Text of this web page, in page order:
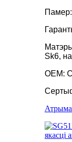
Памер:
Sk6,
OEM: